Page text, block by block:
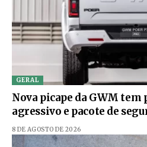
GERAL
Nova picape da GWM tem
agressivo e pacote de
8 DE AGOSTO DE 2026